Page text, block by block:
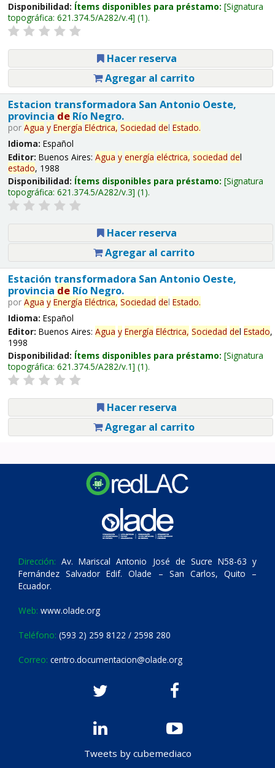
Disponibilidad: Ítems disponibles para préstamo: Signatura
topográfica: 621.374.5/A282/v.4 (1).
Hacer reserva
Agregar al carrito
Estacion transformadora San Antonio Oeste,
provincia deRío Negro.
por Agua y Energía Eléctrica, Sociedad del Estado.
Idioma: Español
Editor: Buenos Aires: Agua y energía eléctrica, sociedad del
estado, 1988
Disponibilidad: Ítems disponibles para préstamo: Signatura
topográfica: 621.374.5/A282/v.3 (1).
Hacer reserva
Agregar al carrito
Estación transformadora San Antonio Oeste,
provincia deRío Negro.
por Agua y Energía Eléctrica, Sociedad del Estado.
Idioma: Español
Editor: Buenos Aires: Agua y Energía Eléctrica, Sociedad del Estado,
1998
Disponibilidad: Ítems disponibles para préstamo: Signatura
topográfica: 621.374.5/A282/v.1 (1).
Hacer reserva
Agregar al carrito
Dirección: Av. Mariscal Antonio José de Sucre N58-63 y
Fernández Salvador Edif. Olade – San Carlos, Quito –
Ecuador.
Web: www.olade.org
Teléfono: (593 2) 259 8122 / 2598 280
Correo: centro.documentacion@olade.org
Tweets by cubemediaco